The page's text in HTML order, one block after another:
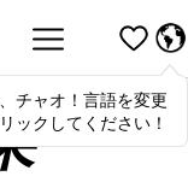
ciao! To switch
click here!
チャオ！言語を変更
ックしてください！